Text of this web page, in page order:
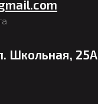
Школьная, 25А